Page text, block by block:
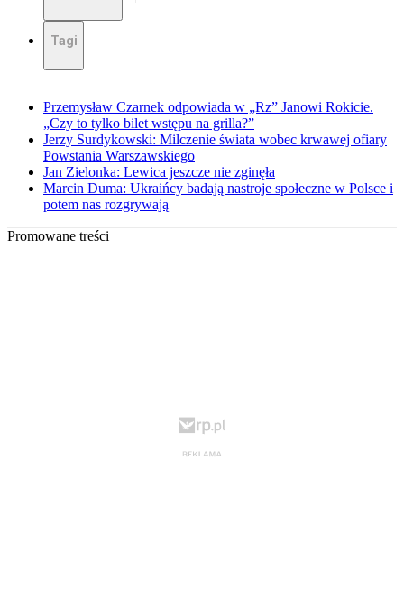
Tagi
Przemysław Czarnek odpowiada w „Rz” Janowi Rokicie.
„Czy to tylko bilet wstępu na grilla?”
Jerzy Surdykowski: Milczenie świata wobec krwawej ofiary
Powstania Warszawskiego
Jan Zielonka: Lewica jeszcze nie zginęła
Marcin Duma: Ukraińcy badają nastroje społeczne w Polsce i
potem nas rozgrywają
Promowane treści